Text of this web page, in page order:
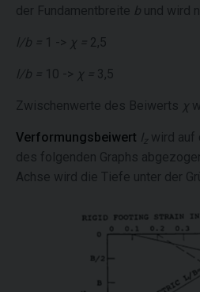
der Fundamentbreite b und wird
l/b = 1 -> χ = 2,5
l/b = 10 -> χ = 3,5
Zwischenwerte des Beiwerts χ
Verformungsbeiwert Iz wird auf
des folgenden Graphs
Achse wird die Tiefe unter der